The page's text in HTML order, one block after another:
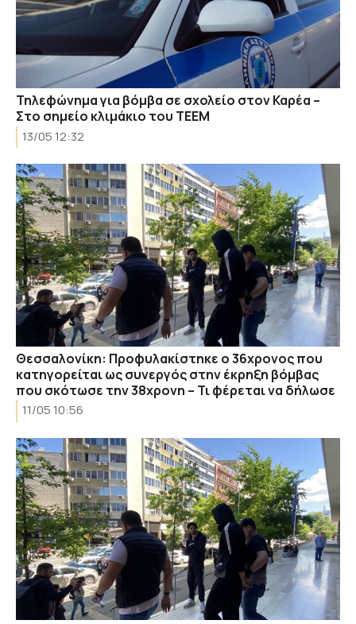
Τηλεφώνημα για βόμβα σε σχολείο στον Καρέα –
Στο σημείο κλιμάκιο του ΤΕΕΜ
13/05 12:32
Θεσσαλονίκη: Προφυλακίστηκε ο 36χρονος που
κατηγορείται ως συνεργός στην έκρηξη βόμβας
που σκότωσε την 38χρονη – Τι φέρεται να δήλωσε
11/05 10:56